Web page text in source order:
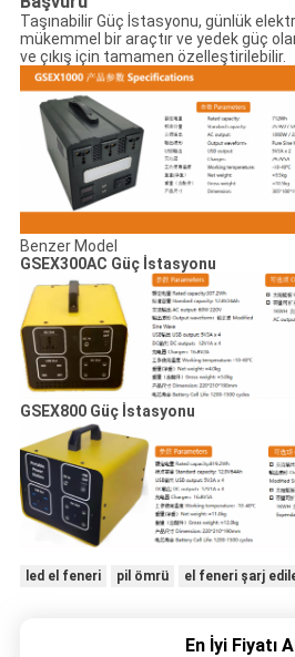
Taşınabilir Güç İstasyonu, günlük
mükemmel bir araçtır ve yedek güç
ve çıkış için tamamen özelleştirilebilir.
Benzer Model
GSEX300AC Güç İstasyonu
GSEX800 Güç İstasyonu
led el feneri pil ömrü el feneri şarj
En İyi Fiyatı